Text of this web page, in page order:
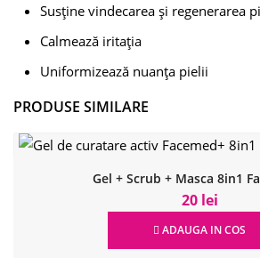
Susține vindecarea și regenerarea
Calmează iritația
Uniformizează nuanța pielii
PRODUSE SIMILARE
Gel + Scrub + Masca 8in1
20 lei
ADAUGA IN COS